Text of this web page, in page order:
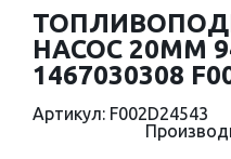
НАСОС 20MM
1467030308
Артикул: F002D24543